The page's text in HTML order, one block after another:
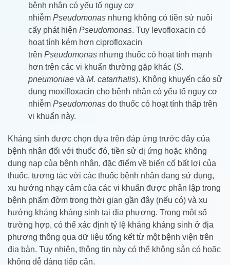
bệnh nhân có yếu tố nguy cơ
nhiễm Pseudomonas nhưng không có tiền sử nuôi
cấy phát hiện Pseudomonas. Tuy levofloxacin có
hoạt tính kém hơn ciprofloxacin
trên Pseudomonas nhưng thuốc có hoạt tính mạnh
hơn trên các vi khuẩn thường gặp khác (S.
pneumoniae và M. catarrhalis). Không khuyến cáo sử
dụng moxifloxacin cho bệnh nhân có yếu tố nguy cơ
nhiễm Pseudomonas do thuốc có hoạt tính thấp trên
vi khuẩn này.
Kháng sinh được chọn dựa trên đáp ứng trước đây của
bệnh nhân đối với thuốc đó, tiền sử dị ứng hoặc không
dung nạp của bệnh nhân, đặc điểm về biến cố bất lợi của
thuốc, tương tác với các thuốc bệnh nhân đang sử dụng,
xu hướng nhạy cảm của các vi khuẩn được phân lập trong
bệnh phẩm đờm trong thời gian gần đây (nếu có) và xu
hướng kháng kháng sinh tại địa phương. Trong một số
trường hợp, có thể xác định tỷ lệ kháng kháng sinh ở địa
phương thông qua dữ liệu tổng kết từ một bệnh viện trên
địa bàn. Tuy nhiên, thông tin này có thể không sẵn có hoặc
không dễ dàng tiếp cận.